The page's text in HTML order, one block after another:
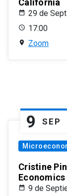
California
29 de
17:00
Zoom
9 SEP
Cristine
Economics
9 de